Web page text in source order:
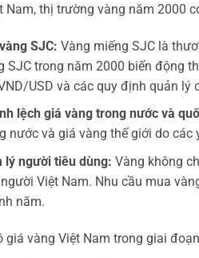
Nam, thị trường vàng năm 2000
SJC: Vàng miếng SJC là
SJC trong năm 2000 biến động
USD và các quy định quản lý
lệch giá vàng trong nước và
nước và giá vàng thế giới do các
lý người tiêu dùng: Vàng không
Việt Nam. Nhu cầu mua
năm.
giá vàng Việt Nam trong giai